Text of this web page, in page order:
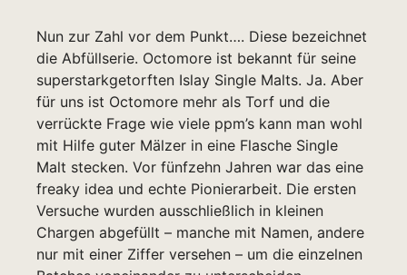
Nun zur Zahl vor dem Punkt…. Diese bezeichnet
die Abfüllserie. Octomore ist bekannt für seine
superstarkgetorften Islay Single Malts. Ja. Aber
für uns ist Octomore mehr als Torf und die
verrückte Frage wie viele ppm’s kann man wohl
mit Hilfe guter Mälzer in eine Flasche Single
Malt stecken. Vor fünfzehn Jahren war das eine
freaky idea und echte Pionierarbeit. Die ersten
Versuche wurden ausschließlich in kleinen
Chargen abgefüllt – manche mit Namen, andere
nur mit einer Ziffer versehen – um die einzelnen